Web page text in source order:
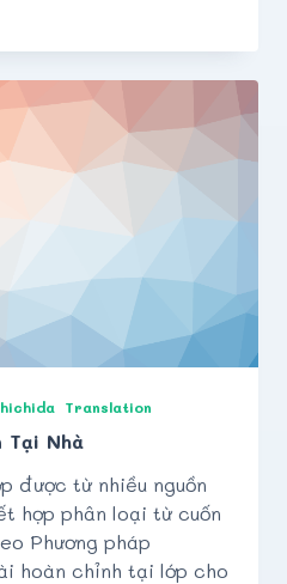
Translation
Tại Nhà
được từ nhiều nguồn
hợp phân loại từ cuốn
Phương pháp
hoàn chỉnh tại lớp cho